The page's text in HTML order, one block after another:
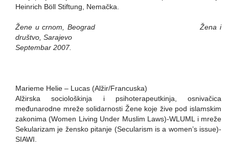
Heinrich Böll Stiftung, Nemačka.
Žene u crnom, Beograd
Žena i
društvo, Sarajevo
Septembar 2007.
Marieme Helie – Lucas (Alžir/Francuska)
Alžirska sociološkinja i psihoterapeutkinja, osnivačica
međunarodne mreže solidarnosti Žene koje žive pod islamskim
zakonima (Women Living Under Muslim Laws)-WLUML i mreže
Sekularizam je žensko pitanje (Secularism is a women’s issue)-
SIAWI.